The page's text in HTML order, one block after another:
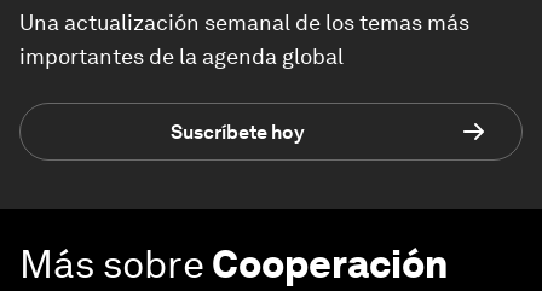
Una actualización semanal de los temas más
importantes de la agenda global
Suscríbete hoy
Más sobre Cooperación